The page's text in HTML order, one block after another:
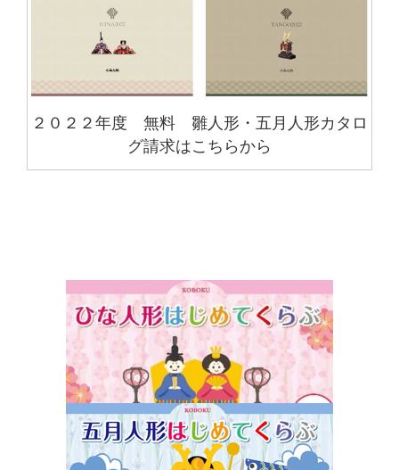
２０２２年度 無料 雛人形・五月人形カタロ
グ請求はこちらから